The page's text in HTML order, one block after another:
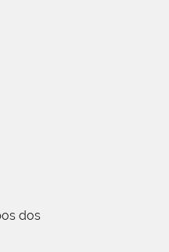
dos